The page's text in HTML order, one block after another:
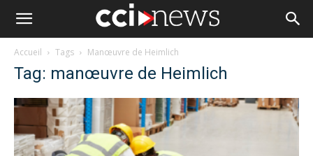
Accueil Tags Manœuvre de Heimlich
Tag: manœuvre de Heimlich